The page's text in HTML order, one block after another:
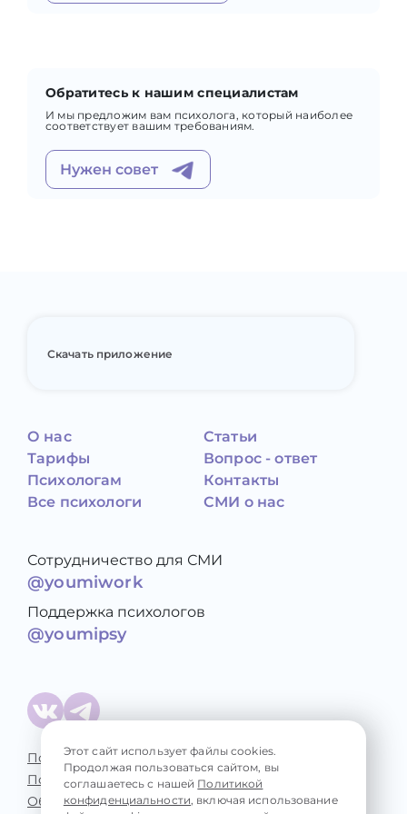
Майндфулнесс
Мультимодальный подход
Обратитесь к нашим специалистам
И мы предложим вам психолога, который наиболее
соответствует вашим требованиям.
Нужен совет
Скачать приложение
О нас
Тарифы
Психологам
Все психологи
Статьи
Вопрос - ответ
Контакты
СМИ о нас
Сотрудничество для СМИ
@youmiwork
Поддержка психологов
@youmipsy
Политика конфиденциальности
Пользовательское соглашение
Обработка персональных данных
Этот сайт использует файлы cookies.
Продолжая пользоваться сайтом, вы
соглашаетесь с нашей Политикой
конфиденциальности, включая использование